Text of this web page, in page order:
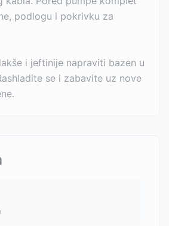
podlogu i pokrivku za
i jeftinije napraviti bazen u
se i zabavite uz nove